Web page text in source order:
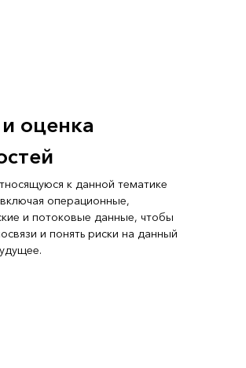
оценка
к данной тематике
операционные,
и потоковые данные, чтобы
и понять риски на данный